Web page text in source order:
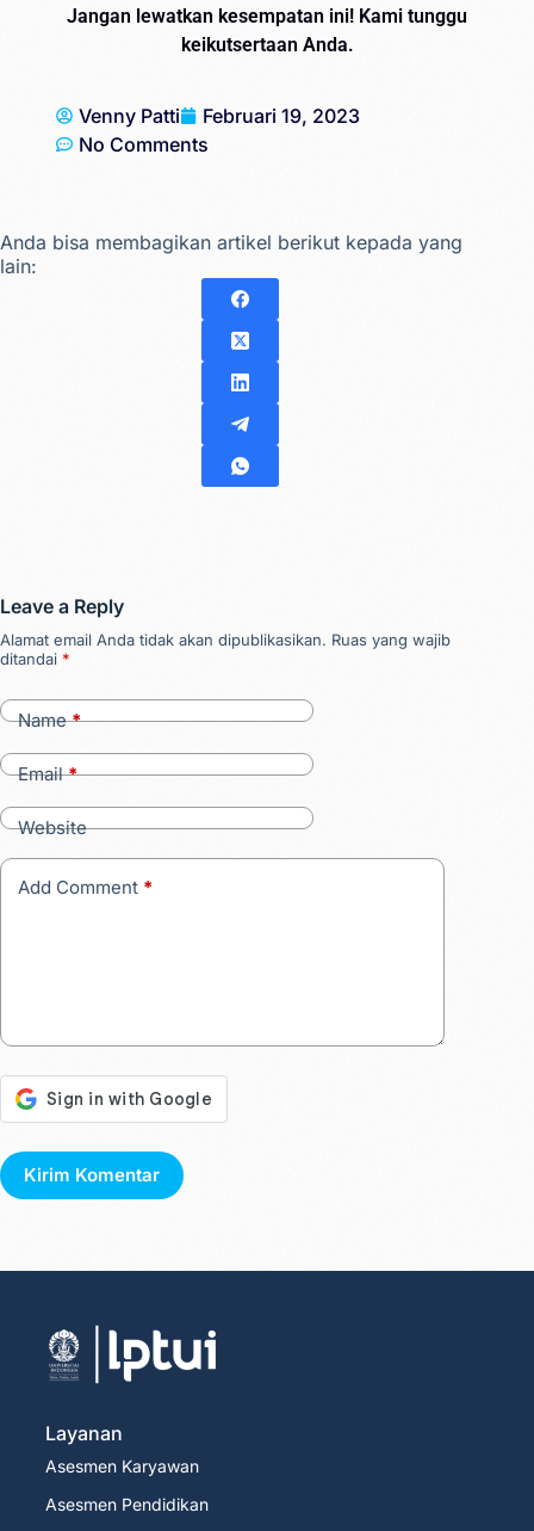
Jangan lewatkan kesempatan ini! Kami tunggu
keikutsertaan Anda.
Venny Patti
Februari 19, 2023
No Comments
Anda bisa membagikan artikel berikut kepada yang
lain:
Leave a Reply
Alamat email Anda tidak akan dipublikasikan. Ruas yang wajib
ditandai *
Name*
Email*
Website
Add Comment *
Kirim Komentar
Layanan
Asesmen Karyawan
Asesmen Pendidikan